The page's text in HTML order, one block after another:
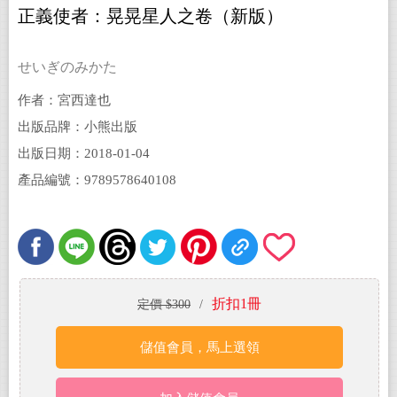
正義使者：晃晃星人之卷（新版）
せいぎのみかた
作者：宮西達也
出版品牌：小熊出版
出版日期：2018-01-04
產品編號：9789578640108
定價 $300 / 折扣1冊
儲值會員，馬上選領